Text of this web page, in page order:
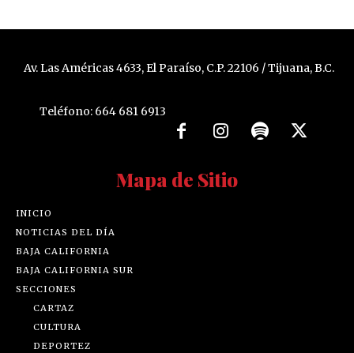
Av. Las Américas 4633, El Paraíso, C.P. 22106 / Tijuana, B.C.
Teléfono: 664 681 6913
Mapa de Sitio
INICIO
NOTICIAS DEL DÍA
BAJA CALIFORNIA
BAJA CALIFORNIA SUR
SECCIONES
CARTAZ
CULTURA
DEPORTEZ